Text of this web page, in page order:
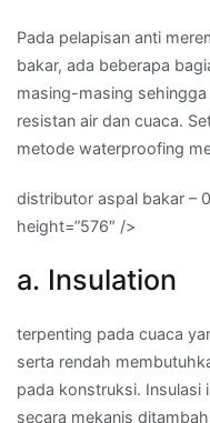
Pada pelapisan anti
bakar, ada beberapa
masing-masing
resistan air dan cuaca.
metode waterproofing
distributor aspal bakar –
height=”576″ />
a. Insulation
terpenting pada cuaca
serta rendah
pada konstruksi. Insulasi
secara mekanis